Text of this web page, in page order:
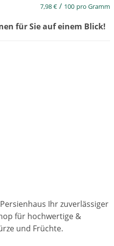
7,98€ / 100 pro Gramm
für Sie auf einem Blick!
Ihr zuverlässiger
für hochwertige &
und Früchte.